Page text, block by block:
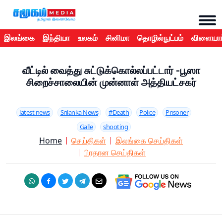
இலங்கை இந்தியா உலகம் சினிமா தொழில்நுட்பம்
வீட்டில் வைத்து சுட்டுக்கொல்லப்பட்டார் -பூஸா
சிறைச்சாலையின் முன்னாள் அத்தியட்சகர்
latest news Srilanka News #Death Police
Prisoner
Galle
shooting
Home செய்திகள்
இலங்கை செய்திகள்
பிரதான செய்திகள்